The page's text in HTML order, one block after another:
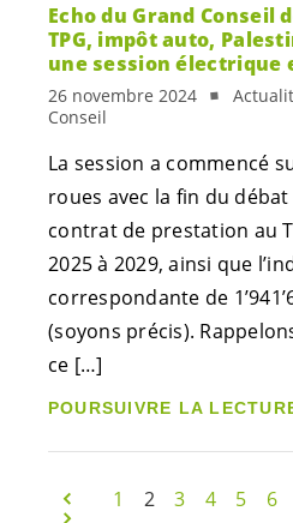
Echo du Grand Conseil
TPG, impôt auto,
une session électrique
26 novembre 2024
Conseil
La session a commencé
roues avec la fin du
contrat de prestation au
2025 à 2029, ainsi que
correspondante de
(soyons précis).
ce […]
POURSUIVRE LA
1 2 3 4 5 6